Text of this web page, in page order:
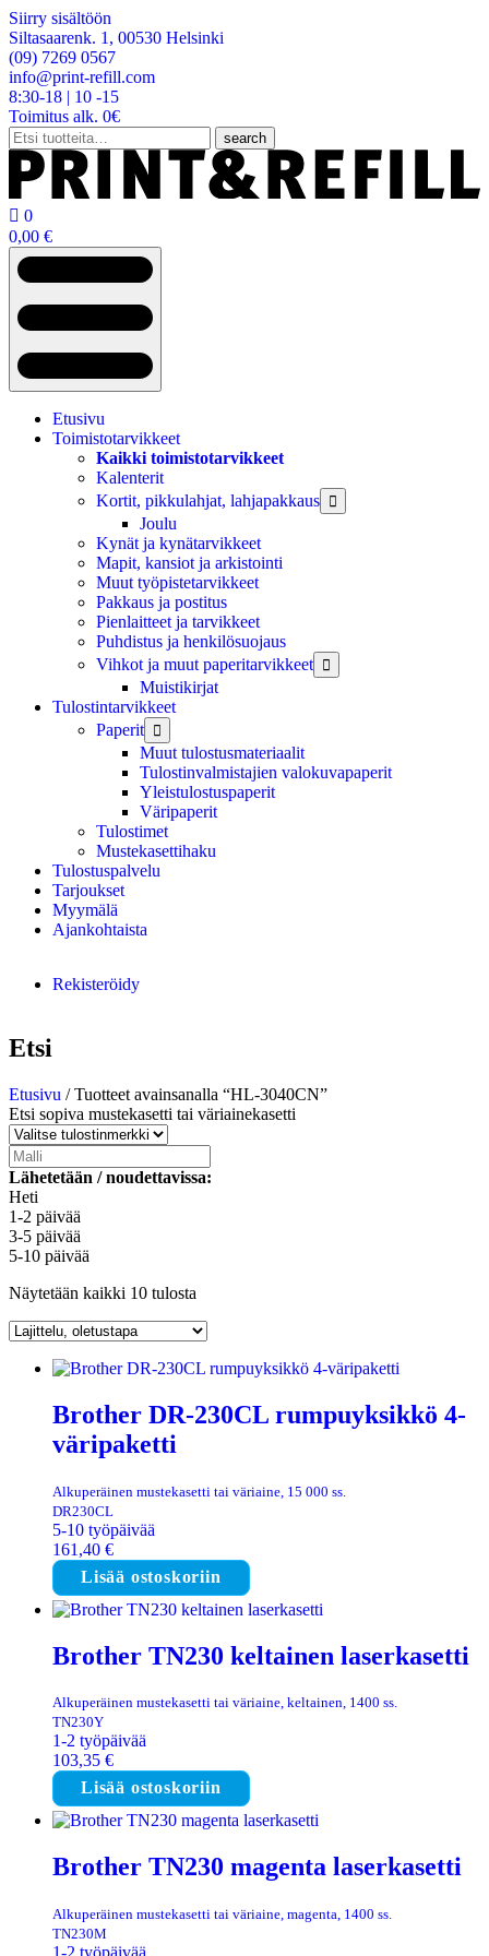
Siirry sisältöön
Siltasaarenk. 1, 00530 Helsinki
(09) 7269 0567
info@print-refill.com
8:30-18 | 10 -15
Toimitus alk. 0€
Etsi:
search
 0
0,00 €
Etusivu
Toimistotarvikkeet
Kaikki toimistotarvikkeet
Kalenterit
Kortit, pikkulahjat, lahjapakkaus

Joulu
Kynät ja kynätarvikkeet
Mapit, kansiot ja arkistointi
Muut työpistetarvikkeet
Pakkaus ja postitus
Pienlaitteet ja tarvikkeet
Puhdistus ja henkilösuojaus
Vihkot ja muut paperitarvikkeet

Muistikirjat
Tulostintarvikkeet
Paperit

Muut tulostusmateriaalit
Tulostinvalmistajien valokuvapaperit
Yleistulostuspaperit
Väripaperit
Tulostimet
Mustekasettihaku
Tulostuspalvelu
Tarjoukset
Myymälä
Ajankohtaista
Rekisteröidy
Etsi
Etusivu / Tuotteet avainsanalla “HL-3040CN”
Etsi sopiva mustekasetti tai väriainekasetti
Lähetetään / noudettavissa:
Heti
1-2 päivää
3-5 päivää
5-10 päivää
Näytetään kaikki 10 tulosta
Brother DR-230CL rumpuyksikkö 4-
väripaketti
Alkuperäinen mustekasetti tai väriaine, 15 000 ss.
DR230CL
5-10 työpäivää
161,40 €
Lisää ostoskoriin
Brother TN230 keltainen laserkasetti
Alkuperäinen mustekasetti tai väriaine, keltainen, 1400 ss.
TN230Y
1-2 työpäivää
103,35 €
Lisää ostoskoriin
Brother TN230 magenta laserkasetti
Alkuperäinen mustekasetti tai väriaine, magenta, 1400 ss.
TN230M